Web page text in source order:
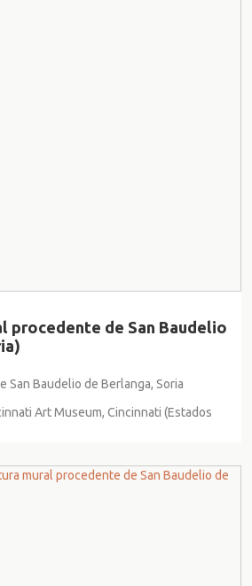
procedente de San Baudelio
San Baudelio de Berlanga, Soria
Art Museum, Cincinnati (Estados